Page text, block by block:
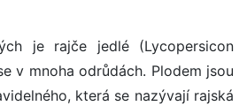
je rajče jedlé (Lycopersicon
v mnoha odrůdách. Plodem jsou
která se nazývají rajská